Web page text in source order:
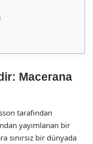
Macerana
tarafından
yayımlanan bir
sınırsız bir dünyada